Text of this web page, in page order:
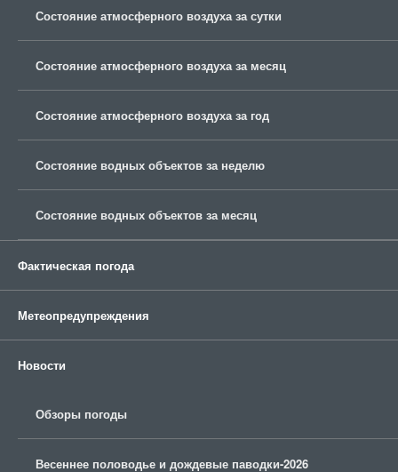
Состояние атмосферного воздуха за сутки
Состояние атмосферного воздуха за месяц
Состояние атмосферного воздуха за год
Состояние водных объектов за неделю
Состояние водных объектов за месяц
Фактическая погода
Метеопредупреждения
Новости
Обзоры погоды
Весеннее половодье и дождевые паводки-2026